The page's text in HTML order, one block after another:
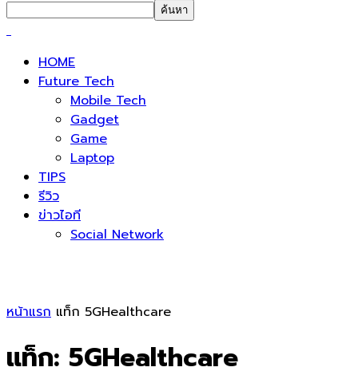
HOME
Future Tech
Mobile Tech
Gadget
Game
Laptop
TIPS
รีวิว
ข่าวไอที
Social Network
หน้าแรก แท็ก 5GHealthcare
แท็ก: 5GHealthcare